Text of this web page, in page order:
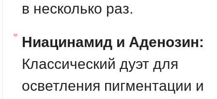
в несколько раз.
Ниацинамид и Аденозин:
Классический дуэт для
осветления пигментации и